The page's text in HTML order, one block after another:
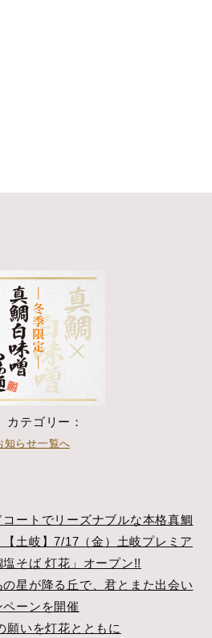
カテゴリー：
知らせ一覧へ
コートでリーズナブルな本格真鯛
土岐】7/17（金）土岐プレミア
そば 灯花」オープン!!
星が降る丘で、君とまた出会い
ーンを開催
願いを灯花とともに